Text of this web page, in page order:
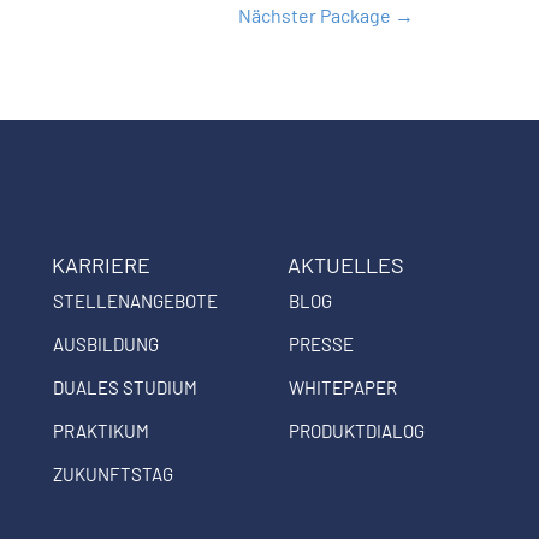
Nächster Package →
KARRIERE
STELLENANGEBOTE
AUSBILDUNG
DUALES STUDIUM
PRAKTIKUM
ZUKUNFTSTAG
AKTUELLES
BLOG
PRESSE
WHITEPAPER
PRODUKTDIALOG